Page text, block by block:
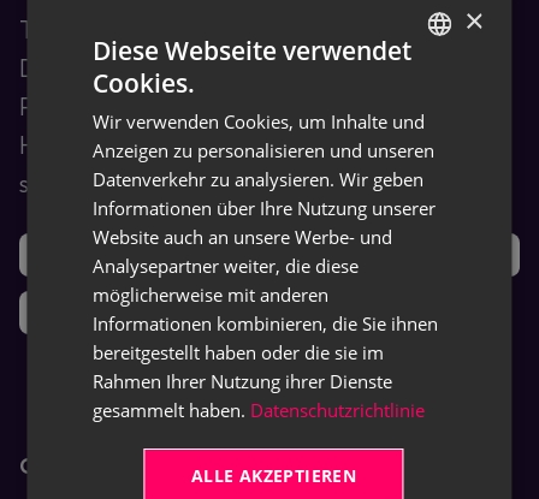
TRASER Docs ist die
Dokumentationszentrale für Endbenutzer.
Finden Sie Schulungs-, Anleitungs- und
Hilfeinhalte für unsere TRASER-Produkte
sowie eingesetzte Drittanbietersoftware.
Support
Neuigkeiten
Core-Apps
ENGLISH
×
Diese Webseite verwendet
Cookies.
Wir verwenden Cookies, um Inhalte und
Anzeigen zu personalisieren und unseren
Datenverkehr zu analysieren. Wir geben
Informationen über Ihre Nutzung unserer
Website auch an unsere Werbe- und
Analysepartner weiter, die diese
möglicherweise mit anderen
Informationen kombinieren, die Sie ihnen
bereitgestellt haben oder die sie im
Rahmen Ihrer Nutzung ihrer Dienste
gesammelt haben. Datenschutzrichtlinie
ALLE AKZEPTIEREN